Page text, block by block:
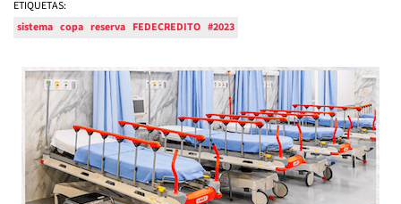
ETIQUETAS:
sistema copa reserva FEDECREDITO #2023